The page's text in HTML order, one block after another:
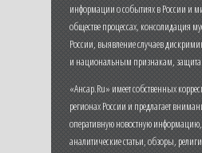
информации о событиях в России и
обществе процессах, консолидация
России, выявление случаев
и национальным признакам,
«Ансар.Ru» имеет собственных
регионах России и предлагает
оперативную новостную
аналитические статьи, обзоры,